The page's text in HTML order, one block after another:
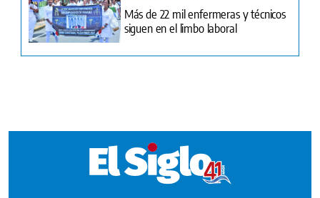
Más de 22 mil enfermeras y técnicos
siguen en el limbo laboral